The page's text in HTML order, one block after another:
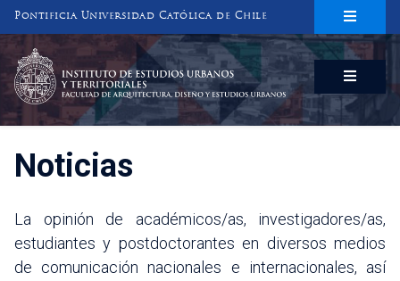
Pontificia Universidad Católica de Chile
INSTITUTO DE ESTUDIOS URBANOS
Y TERRITORIALES
FACULTAD DE ARQUITECTURA, DISEÑO Y ESTUDIOS URBANOS
Noticias
La opinión de académicos/as, investigadores/as,
estudiantes y postdoctorantes en diversos medios
de comunicación nacionales e internacionales, así